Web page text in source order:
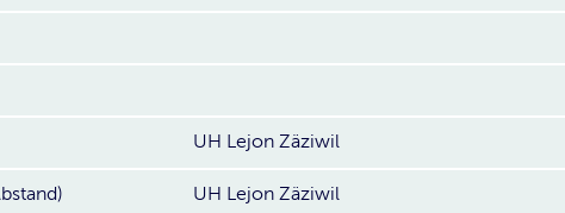
UH Lejon Zäziwil
UH Lejon Zäziwil